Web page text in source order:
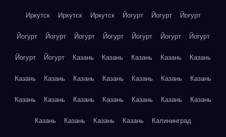
Иркутск Иркутск Иркутск Йогурт Йогурт Йогурт
Йогурт Йогурт Йогурт Йогурт Йогурт Йогурт Йогурт
Йогурт Йогурт Казань Казань Казань Казань Казань
Казань Казань Казань Казань Казань Казань Казань
Казань Казань Казань Казань Казань Казань Казань
Казань Казань Казань Казань Калининград